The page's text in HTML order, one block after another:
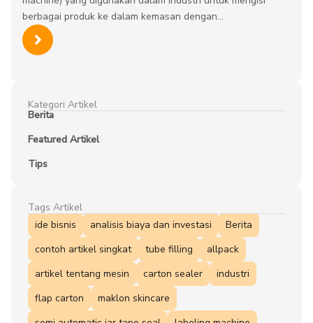
berbagai produk ke dalam kemasan dengan…
Kategori Artikel
Berita
Featured Artikel
Tips
Tags Artikel
ide bisnis
analisis biaya dan investasi
Berita
contoh artikel singkat
tube filling
allpack
artikel tentang mesin
carton sealer
industri
flap carton
maklon skincare